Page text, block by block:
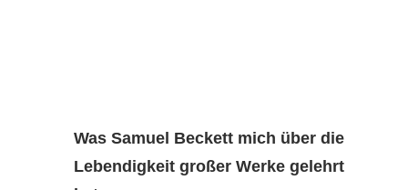
Was Samuel Beckett mich über die
Lebendigkeit großer Werke gelehrt